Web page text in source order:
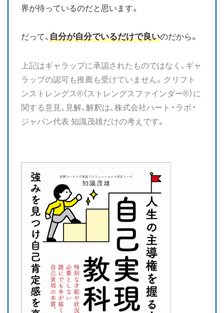
界が待っているのだと思います。
だって、自分が自分でいるだけで良いのだから。
上記はギャラップに承認されたものではなく、ギャ
ラップの認可も推薦も受けていません。クリフト
ンストレングス®（ストレングスファインダー®）に
関する意見、見解、解釈は、株式会社ハート・ラボ・
ジャパン代表 知識茂雄だけの考えです。